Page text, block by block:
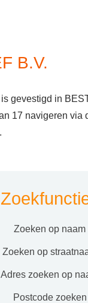
B.V.
gevestigd in
17 navigeren via
zoeken op naam
zoeken op
adres zoeken op
postcode zoeken